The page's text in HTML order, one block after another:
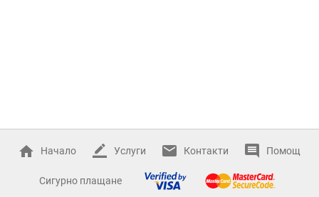
Начало Услуги Контакти Помощ
Сигурно плащане